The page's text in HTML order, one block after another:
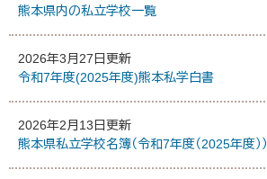
熊本県内の私立学校一覧
2026年3月27日更新
令和7年度(2025年度)熊本私学白書
2026年2月13日更新
熊本県私立学校名簿（令和7年度（2025年度））